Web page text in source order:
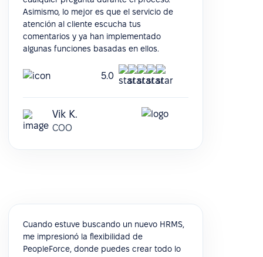
Asimismo, lo mejor es que el servicio de
atención al cliente escucha tus
comentarios y ya han implementado
algunas funciones basadas en ellos.
5.0
Vik K.
COO
Cuando estuve buscando un nuevo HRMS,
me impresionó la flexibilidad de
PeopleForce, donde puedes crear todo lo